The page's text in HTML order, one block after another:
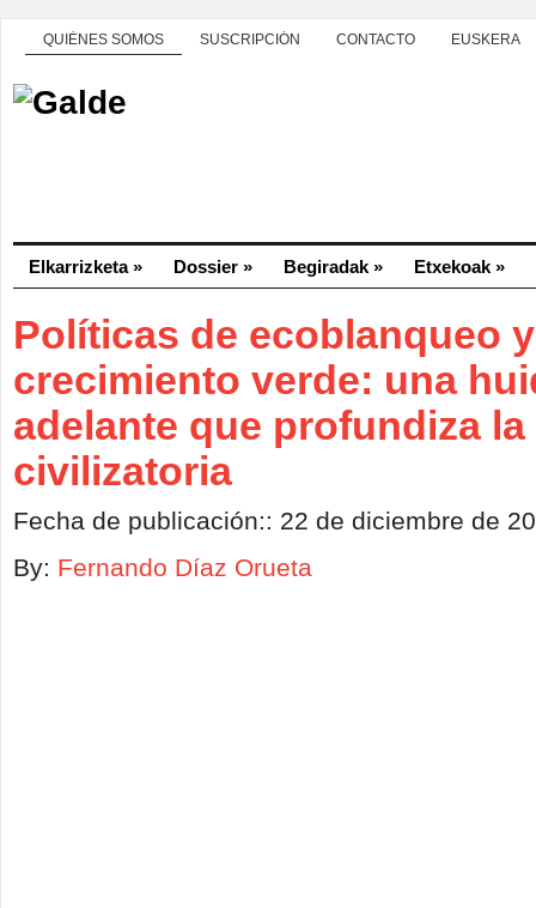
QUIÉNES SOMOS SUSCRIPCIÓN CONTACTO EUSKERA
Elkarrizketa» Dossier » Begiradak » Etxekoak »
Políticas de ecoblanqueo y
crecimiento verde: una
adelante que profundiza
civilizatoria
Fecha de publicación:: 22 de diciembre de
By: Fernando Díaz Orueta